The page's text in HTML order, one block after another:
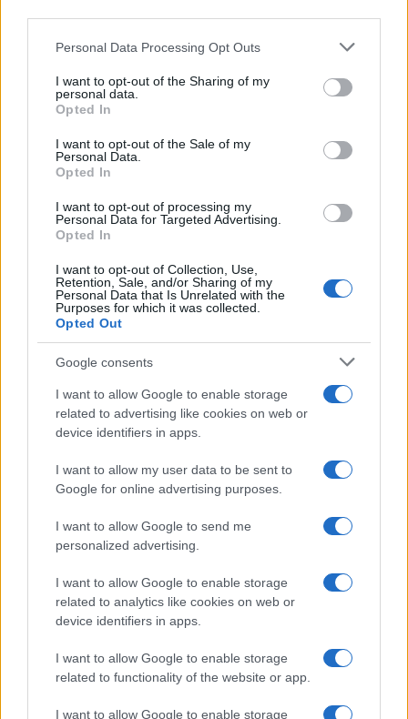
Please note that this website/app uses one or more Google
not limited to your visit or usage behaviour. You may click to
grant or deny consent to Google and its third-party tags to
use your data for below specified purposes in below Google
consent section.
Personal Data Processing Opt Outs
I want to opt-out of the Sharing of my
personal data.
Opted In
I want to opt-out of the Sale of my
Personal Data.
Opted In
I want to opt-out of processing my
Personal Data for Targeted Advertising.
Opted In
I want to opt-out of Collection, Use,
Retention, Sale, and/or Sharing of my
Personal Data that Is Unrelated with the
Purposes for which it was collected.
Opted Out
Google consents
I want to allow Google to enable storage
related to advertising like cookies on web or
device identifiers in apps.
I want to allow my user data to be sent to
Google for online advertising purposes.
I want to allow Google to send me
personalized advertising.
I want to allow Google to enable storage
related to analytics like cookies on web or
device identifiers in apps.
I want to allow Google to enable storage
related to functionality of the website or app.
I want to allow Google to enable storage
i tuoi video e le tue foto
345 356 7512
daGoogle News
Condividi l'articolo
F
a
ce
b
o
o
k
T
w
it
te
r
Pi
n
te
re
st
W
h
at
s
A
p
p
S
h
a
re
Articolo precedente
Prossimo articolo
Meteo Olbia 9 agosto, temperature in calo